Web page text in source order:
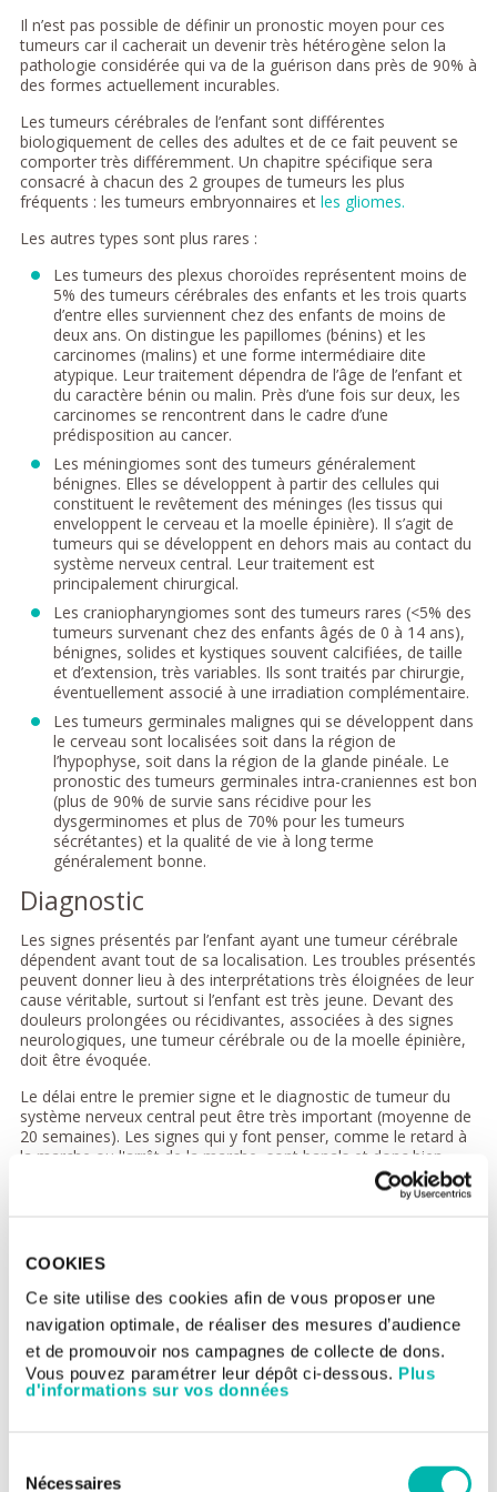
COOKIES
Ce site utilise des cookies afin de vous proposer une
navigation optimale, de réaliser des mesures d’audience
et de promouvoir nos campagnes de collecte de dons.
Vous pouvez paramétrer leur dépôt ci-dessous. Plus
d'informations sur vos données
Nécessaires
Il n’est pas possible de définir un pronostic moyen pour ces
tumeurs car il cacherait un devenir très hétérogène selon la
pathologie considérée qui va de la guérison dans près de 90% à
des formes actuellement incurables.
Les tumeurs cérébrales de l’enfant sont différentes
biologiquement de celles des adultes et de ce fait peuvent se
comporter très différemment. Un chapitre spécifique sera
consacré à chacun des 2 groupes de tumeurs les plus
fréquents : les tumeurs embryonnaires et les gliomes.
Les autres types sont plus rares :
Les tumeurs des plexus choroïdes représentent moins de
5% des tumeurs cérébrales des enfants et les trois quarts
d’entre elles surviennent chez des enfants de moins de
deux ans. On distingue les papillomes (bénins) et les
carcinomes (malins) et une forme intermédiaire dite
atypique. Leur traitement dépendra de l’âge de l’enfant et
du caractère bénin ou malin. Près d’une fois sur deux, les
carcinomes se rencontrent dans le cadre d’une
prédisposition au cancer.
Les méningiomes sont des tumeurs généralement
bénignes. Elles se développent à partir des cellules qui
constituent le revêtement des méninges (les tissus qui
enveloppent le cerveau et la moelle épinière). Il s’agit de
tumeurs qui se développent en dehors mais au contact du
système nerveux central. Leur traitement est
principalement chirurgical.
Les craniopharyngiomes sont des tumeurs rares (<5% des
tumeurs survenant chez des enfants âgés de 0 à 14 ans),
bénignes, solides et kystiques souvent calcifiées, de taille
et d’extension, très variables. Ils sont traités par chirurgie,
éventuellement associé à une irradiation complémentaire.
Les tumeurs germinales malignes qui se développent dans
le cerveau sont localisées soit dans la région de
l’hypophyse, soit dans la région de la glande pinéale. Le
pronostic des tumeurs germinales intra-craniennes est bon
(plus de 90% de survie sans récidive pour les
dysgerminomes et plus de 70% pour les tumeurs
sécrétantes) et la qualité de vie à long terme
généralement bonne.
Diagnostic
Les signes présentés par l’enfant ayant une tumeur cérébrale
dépendent avant tout de sa localisation. Les troubles présentés
peuvent donner lieu à des interprétations très éloignées de leur
cause véritable, surtout si l’enfant est très jeune. Devant des
douleurs prolongées ou récidivantes, associées à des signes
neurologiques, une tumeur cérébrale ou de la moelle épinière,
doit être évoquée.
Le délai entre le premier signe et le diagnostic de tumeur du
système nerveux central peut être très important (moyenne de
20 semaines). Les signes qui y font penser, comme le retard à
la marche ou l'arrêt de la marche, sont banals et donc bien
souvent trompeurs, surtout chez le très jeune enfant. Des
crises convulsives peuvent se voir dans certains cas mais les
Le délai est plus souvent fonction de la vitesse d’évolution et
donc de la gravité de la maladie. Pour lemédulloblastome
retard diagnostique n’a pas d’impact sur la survie des patients ni
sur les séquelles.
L’IRM est l’examen de choix pour préciser la localisation de la
tumeur et les possibilités de traitement. Le scanner reste un
Une fois le diagnostic fait, un transfert sécurisé en milieu
neurochirurgical spécialisé est urgent et indispensable.